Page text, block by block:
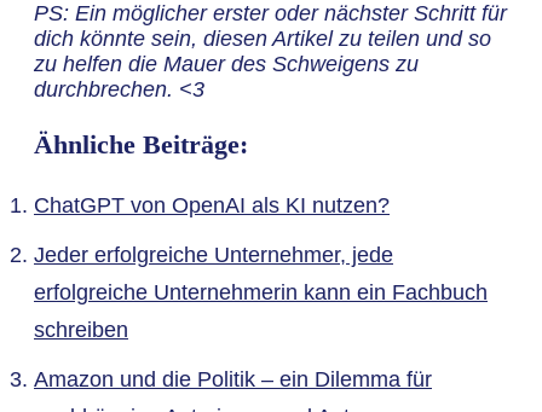
PS: Ein möglicher erster oder nächster Schritt für
dich könnte sein, diesen Artikel zu teilen und so
zu helfen die Mauer des Schweigens zu
durchbrechen. <3
Ähnliche Beiträge:
ChatGPT von OpenAI als KI nutzen?
Jeder erfolgreiche Unternehmer, jede
erfolgreiche Unternehmerin kann ein Fachbuch
schreiben
Amazon und die Politik – ein Dilemma für